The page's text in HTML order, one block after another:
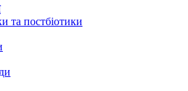
та постбіотики